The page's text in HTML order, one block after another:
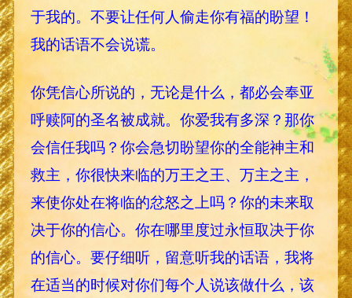
于我的。不要让任何人偷走你有福的盼望！
我的话语不会说谎。
你凭信心所说的，无论是什么，都必会奉亚
呼赎阿的圣名被成就。你爱我有多深？那你
会信任我吗？你会急切盼望你的全能神主和
救主，你很快来临的万王之王、万主之主，
来使你处在将临的忿怒之上吗？你的未来取
决于你的信心。你在哪里度过永恒取决于你
的信心。要仔细听，留意听我的话语，我将
在适当的时候对你们每个人说该做什么，该